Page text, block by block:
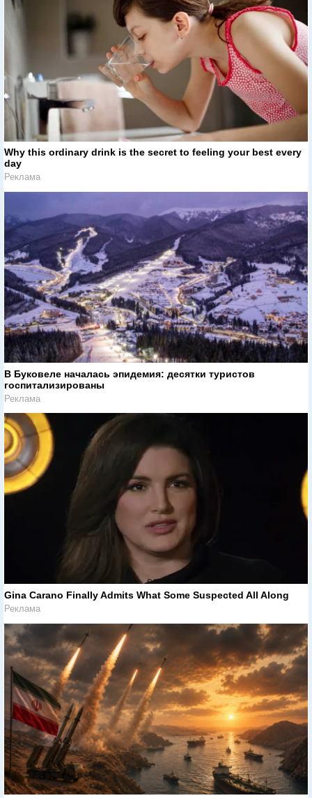
Why this ordinary drink is the secret to feeling your best every
day
Реклама
В Буковеле началась эпидемия: десятки туристов
госпитализированы
Реклама
Gina Carano Finally Admits What Some Suspected All Along
Реклама